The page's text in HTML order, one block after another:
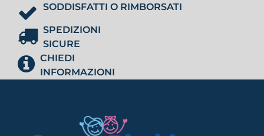
SODDISFATTI O RIMBORSATI
SPEDIZIONI
SICURE
CHIEDI
INFORMAZIONI